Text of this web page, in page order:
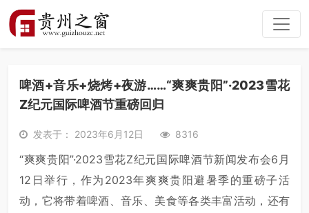
啤酒+音乐+烧烤+夜游……“爽爽贵阳”·2023雪花
Z纪元国际啤酒节重磅回归
发表于： 2023年6月12日 8316
“爽爽贵阳”·2023雪花Z纪元国际啤酒节新闻发布会6月
12日举行，作为2023年爽爽贵阳避暑季的重磅子活
动，它将带着啤酒、音乐、美食等各类丰富活动，还有